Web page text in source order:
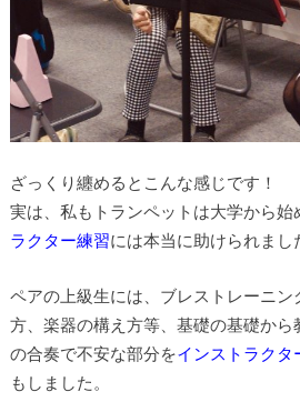
ざっくり纏めるとこんな感じです！
実は、私もトランペットは大学から始
ラクター練習には本当に助けられまし
ペアの上級生には、ブレストレーニ
方、楽器の構え方等、基礎の基礎か
の合奏で不安な部分をインストラクタ
もしました。